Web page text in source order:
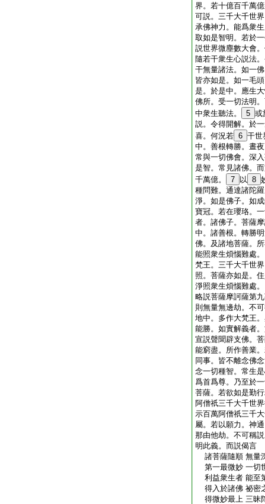
界。若十億百千萬
可説。三千大千世
承佛神力。能爲衆
取如是智明。若於
説世界微塵數大會
隨若干衆生心説法
干無量諸法。如一
皆亦如是。如一毛
是。於是中。應生
佛所。受一切法明
中衆生聽法。
5 或
説。令得開解。於
喜。何況若 6 干世
中。善根轉勝。晝
常與一切佛會。深
是智。常見諸佛。
千萬億。
7 以 8
種問難。通達諸陀
淨。如是佛子。如
寶冠。若在瓔珞。
者。諸佛子。菩薩
中。諸善根。轉勝
佛。及諸地菩薩。
能照衆生煩惱難處
梵王。三千大千世
照。菩薩亦如是。
淨照衆生煩惱難處
略説菩薩摩訶薩第
則無量無邊劫。不
地中。多作大梵王
能勝。如實解義者
宣説聲聞辟支佛。
能窮盡。所作善業
同事。皆不離念佛
念一切種智。常生
爲首爲尊。乃至於
菩薩。若欲如是勤
阿僧祇三千大千世
示百萬阿僧祇三千
屬。若以願力。神
那由他劫。不可稱
明此義。而説偈言
諸菩薩隨順 無量
第一最微妙 一切
利益衆生者 能至
得入於諸佛 祕密
得微妙最上 三昧